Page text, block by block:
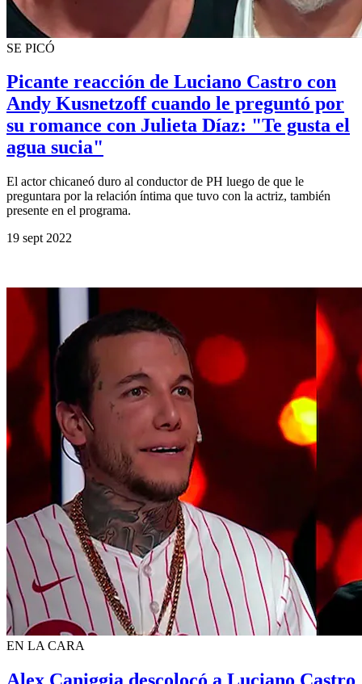
SE PICÓ
Picante reacción de Luciano Castro con
Andy Kusnetzoff cuando le preguntó por
su romance con Julieta Díaz: "Te gusta el
agua sucia"
El actor chicaneó duro al conductor de PH luego de que le
preguntara por la relación íntima que tuvo con la actriz, también
presente en el programa.
19 sept 2022
EN LA CARA